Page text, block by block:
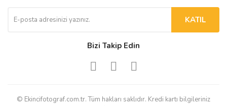
KATIL
Bizi Takip Edin
© Ekincifotograf.com.tr. Tüm hakları saklıdır. Kredi kartı bilgileriniz